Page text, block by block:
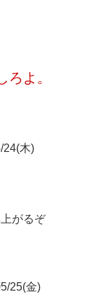
よ。
24(木)
がるぞ
25(金)